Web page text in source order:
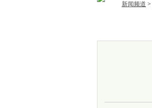
新闻频道 >